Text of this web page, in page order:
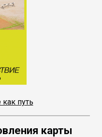
как путь
карты